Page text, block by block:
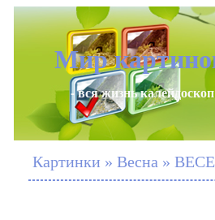
Мир
- вся жизнь
Картинки » Весна »